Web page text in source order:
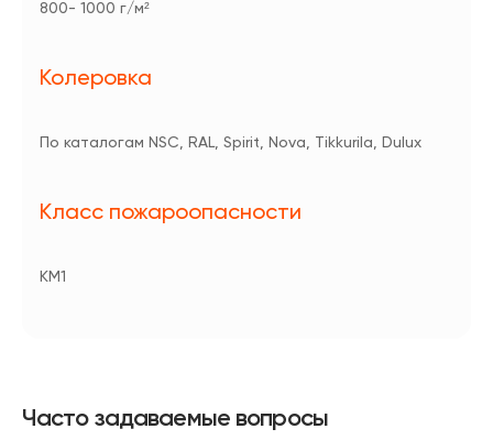
800- 1000 г/м²
Колеровка
По каталогам NSC, RAL, Spirit, Nova, Tikkurila, Dulux
Класс пожароопасности
КМ1
Часто задаваемые вопросы